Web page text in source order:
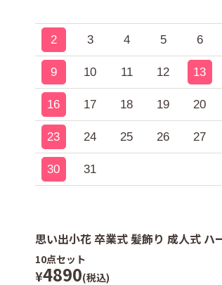
2 3 4 5 6
9 10 11 12 13
16 17 18 19 20
23 24 25 26 27
30 31
思い出小花 卒業式 髪飾り 成人式
10点セット
¥4890(税込)